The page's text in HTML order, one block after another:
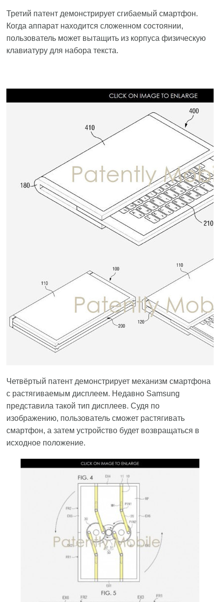
Третий патент демонстрирует сгибаемый смартфон.
Когда аппарат находится сложенном состоянии,
пользователь может вытащить из корпуса физическую
клавиатуру для набора текста.
Четвёртый патент демонстрирует механизм смартфона
с растягиваемым дисплеем. Недавно Samsung
представила такой тип дисплеев. Судя по
изображению, пользователь сможет растягивать
смартфон, а затем устройство будет возвращаться в
исходное положение.